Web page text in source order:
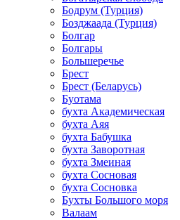
Бодрум (Турция)
Бозджаада (Турция)
Болгар
Болгары
Большеречье
Брест
Брест (Беларусь)
Буотама
бухта Академическая
бухта Аяя
бухта Бабушка
бухта Заворотная
бухта Змеиная
бухта Сосновая
бухта Сосновка
Бухты Большого моря
Валаам